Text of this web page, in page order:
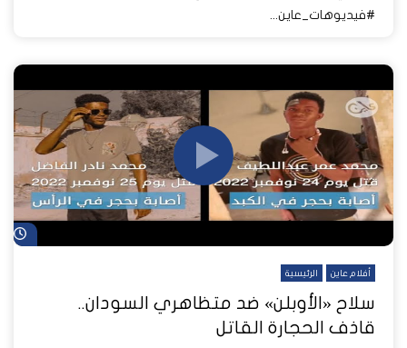
#فيديوهات_عاين...
أفلام عاين الرئيسية
سلاح «الأوبلن» ضد متظاهري السودان..
قاذف الحجارة القاتل